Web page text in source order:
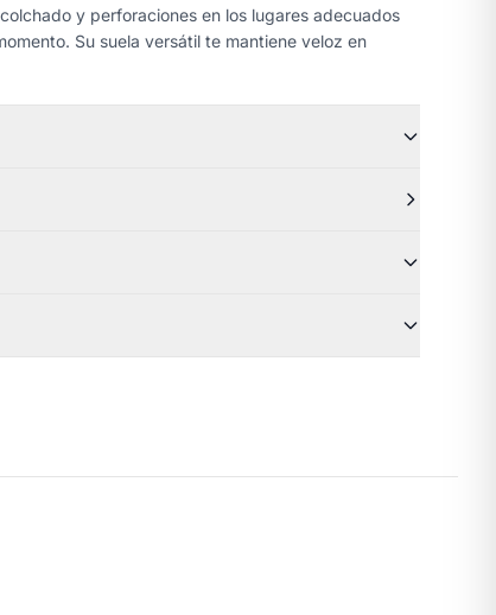
y perforaciones en los lugares adecuados
Su suela versátil te mantiene veloz en